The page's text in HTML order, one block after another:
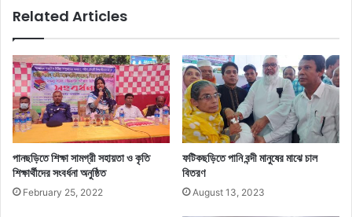
Related Articles
পানছড়িতে শিক্ষা সামগ্রী সহায়তা ও কৃতি
শিক্ষার্থীদের সংবর্ধনা অনুষ্ঠিত
February 25, 2022
ফটিকছড়িতে পানি বন্দী মানুষের মাঝে চাল
বিতরণ
August 13, 2023